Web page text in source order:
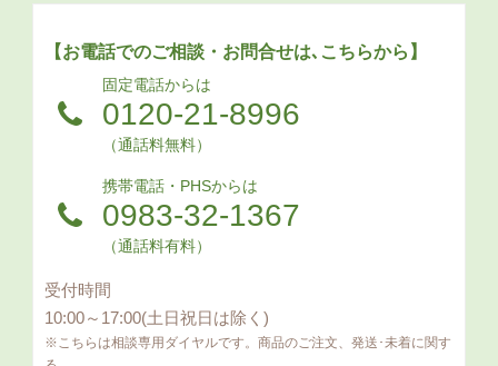
【お電話でのご相談・お問合せは､こちらから】
固定電話からは
0120-21-8996
（通話料無料）
携帯電話・PHSからは
0983-32-1367
（通話料有料）
受付時間
10:00～17:00(土日祝日は除く)
※こちらは相談専用ダイヤルです。商品のご注文、発送･未着に関す